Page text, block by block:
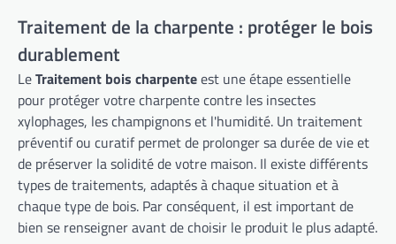
Traitement de la charpente : protéger le bois
durablement
LeTraitement bois charpenteest une étape essentielle
pour protéger votre charpente contre les insectes
xylophages, les champignons et l'humidité. Un traitement
préventif ou curatif permet de prolonger sa durée de vie et
de préserver la solidité de votre maison. Il existe différents
types de traitements, adaptés à chaque situation et à
chaque type de bois. Par conséquent, il est important de
bien se renseigner avant de choisir le produit le plus adapté.